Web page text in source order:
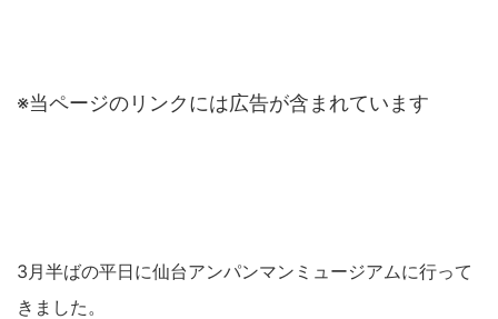
※当ページのリンクには広告が含まれています
3月半ばの平日に仙台アンパンマンミュージアムに行って
きました。